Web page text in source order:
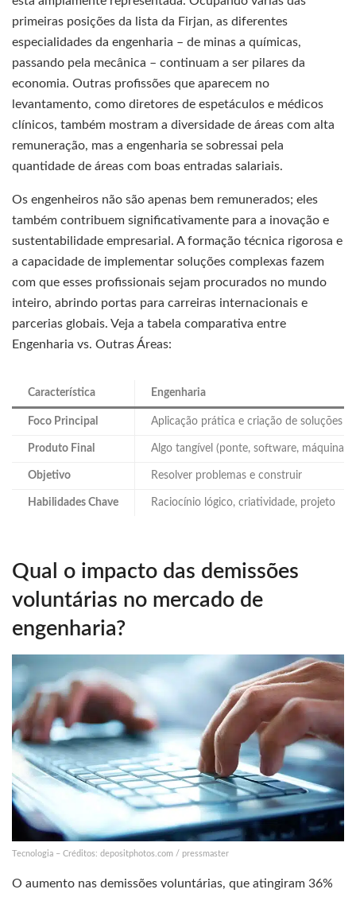
primeiras posições da lista da Firjan, as diferentes
especialidades da engenharia – de minas a químicas,
passando pela mecânica – continuam a ser pilares da
economia. Outras profissões que aparecem no
levantamento, como diretores de espetáculos e médicos
clínicos, também mostram a diversidade de áreas com alta
remuneração, mas a engenharia se sobressai pela
quantidade de áreas com boas entradas salariais.
Os engenheiros não são apenas bem remunerados; eles
também contribuem significativamente para a inovação e
sustentabilidade empresarial. A formação técnica rigorosa e
a capacidade de implementar soluções complexas fazem
com que esses profissionais sejam procurados no mundo
inteiro, abrindo portas para carreiras internacionais e
parcerias globais. Veja a tabela comparativa entre
Engenharia vs. Outras Áreas:
Característica Engenharia
Foco Principal Aplicação prática e criação de soluções
Produto Final Algo tangível (ponte, software, máquina)
Objetivo Resolver problemas e construir
Habilidades Chave Raciocínio lógico, criatividade, projeto
Qual o impacto das demissões
voluntárias no mercado de
engenharia?
Tecnologia – Créditos: depositphotos.com / pressmaster
O aumento nas demissões voluntárias, que atingiram 36%